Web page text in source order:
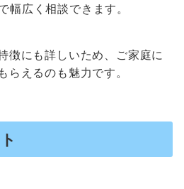
く相談できます。
徴にも詳しいため、ご家庭に
らえるのも魅力です。